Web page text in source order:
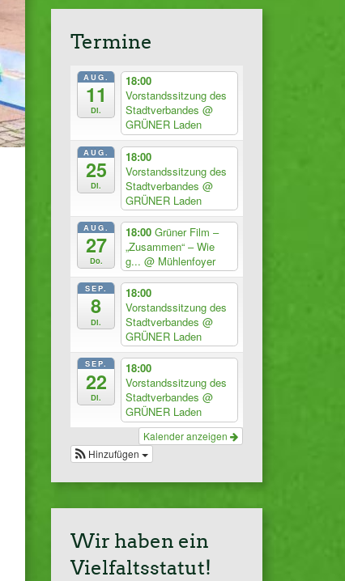
Termine
AUG.
11
Di.
18:00
Vorstandssitzung des
Stadtverbandes@
GRÜNER Laden
AUG.
25
Di.
18:00
Vorstandssitzung des
Stadtverbandes@
GRÜNER Laden
AUG.
27
Do.
18:00Grüner Film –
„Zusammen“ – Wie
g...@ Mühlenfoyer
SEP.
8
Di.
18:00
Vorstandssitzung des
Stadtverbandes@
GRÜNER Laden
SEP.
22
Di.
18:00
Vorstandssitzung des
Stadtverbandes@
GRÜNER Laden
Kalender anzeigen
Hinzufügen
Wir haben ein
Vielfaltsstatut!